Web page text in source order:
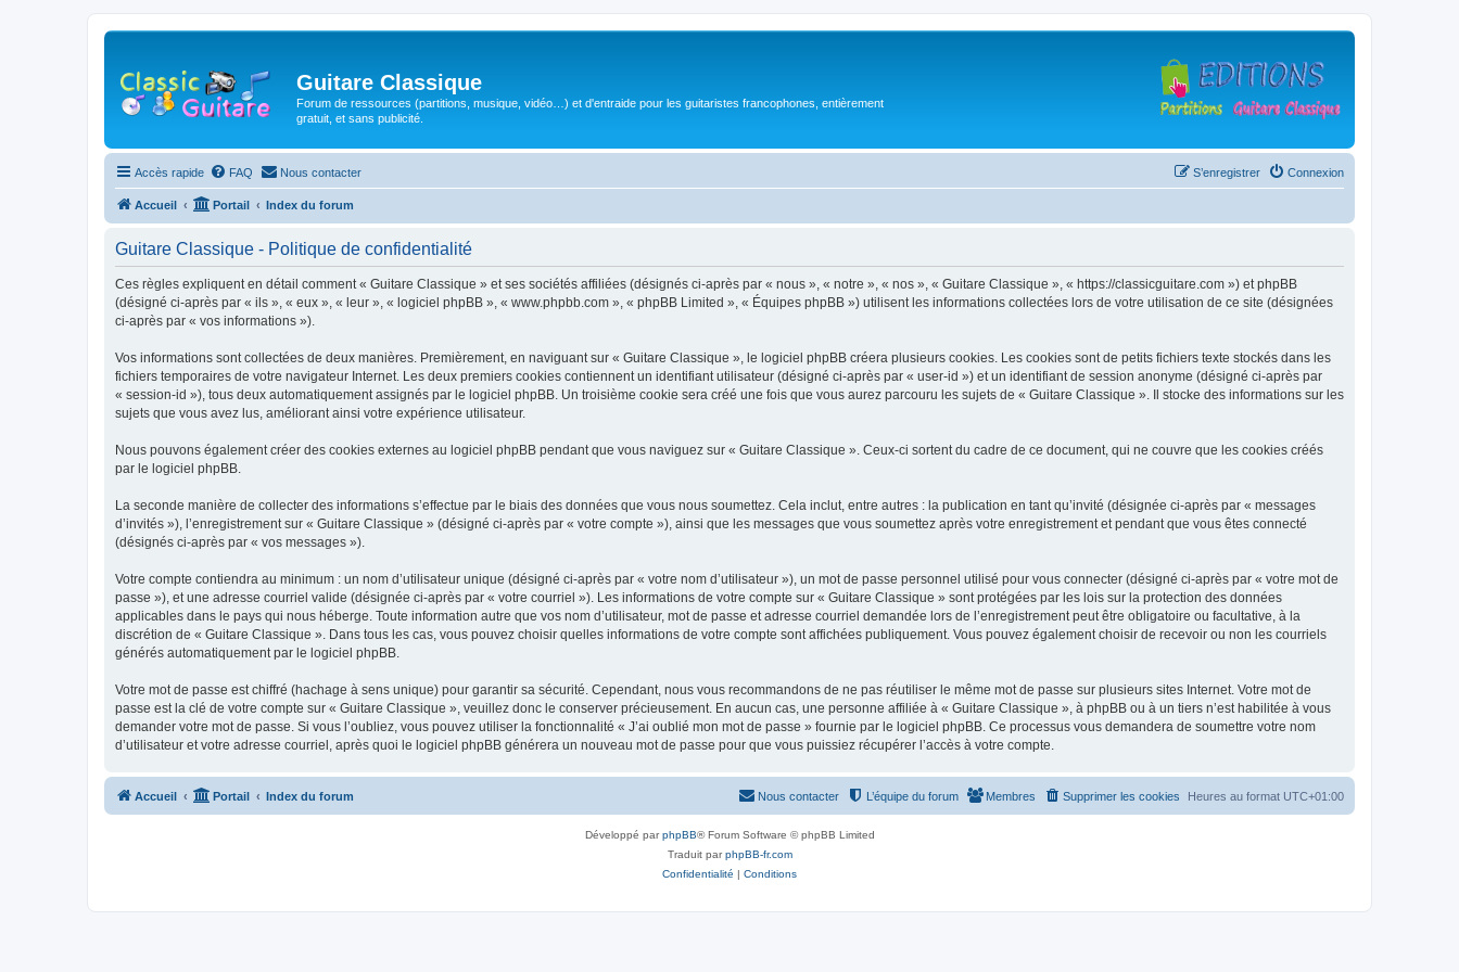
Guitare Classique
Forum de ressources (partitions, musique, vidéo…) et d'entraide pour les guitaristes francophones, entièrement
gratuit, et sans publicité.
Accès rapide FAQ Nous contacter Connexion
S’enregistrer
Accueil Portail Index du forum
Guitare Classique - Politique de confidentialité
Ces règles expliquent en détail comment « Guitare Classique » et ses sociétés affiliées (désignés ci-après par « nous », « notre », « nos », « Guitare Classique », « https://classicguitare.com ») et phpBB
(désigné ci-après par « ils », « eux », « leur », « logiciel phpBB », « www.phpbb.com », « phpBB Limited », « Équipes phpBB ») utilisent les informations collectées lors de votre utilisation de ce site (désignées
ci-après par « vos informations »).
Vos informations sont collectées de deux manières. Premièrement, en naviguant sur « Guitare Classique », le logiciel phpBB créera plusieurs cookies. Les cookies sont de petits fichiers texte stockés dans les
fichiers temporaires de votre navigateur Internet. Les deux premiers cookies contiennent un identifiant utilisateur (désigné ci-après par « user-id ») et un identifiant de session anonyme (désigné ci-après par
« session-id »), tous deux automatiquement assignés par le logiciel phpBB. Un troisième cookie sera créé une fois que vous aurez parcouru les sujets de « Guitare Classique ». Il stocke des informations sur les
sujets que vous avez lus, améliorant ainsi votre expérience utilisateur.
Nous pouvons également créer des cookies externes au logiciel phpBB pendant que vous naviguez sur « Guitare Classique ». Ceux-ci sortent du cadre de ce document, qui ne couvre que les cookies créés
par le logiciel phpBB.
La seconde manière de collecter des informations s’effectue par le biais des données que vous nous soumettez. Cela inclut, entre autres : la publication en tant qu’invité (désignée ci-après par « messages
d’invités »), l’enregistrement sur « Guitare Classique » (désigné ci-après par « votre compte »), ainsi que les messages que vous soumettez après votre enregistrement et pendant que vous êtes connecté
(désignés ci-après par « vos messages »).
Votre compte contiendra au minimum : un nom d’utilisateur unique (désigné ci-après par « votre nom d’utilisateur »), un mot de passe personnel utilisé pour vous connecter (désigné ci-après par « votre mot de
passe »), et une adresse courriel valide (désignée ci-après par « votre courriel »). Les informations de votre compte sur « Guitare Classique » sont protégées par les lois sur la protection des données
applicables dans le pays qui nous héberge. Toute information autre que vos nom d’utilisateur, mot de passe et adresse courriel demandée lors de l’enregistrement peut être obligatoire ou facultative, à la
discrétion de « Guitare Classique ». Dans tous les cas, vous pouvez choisir quelles informations de votre compte sont affichées publiquement. Vous pouvez également choisir de recevoir ou non les courriels
générés automatiquement par le logiciel phpBB.
Votre mot de passe est chiffré (hachage à sens unique) pour garantir sa sécurité. Cependant, nous vous recommandons de ne pas réutiliser le même mot de passe sur plusieurs sites Internet. Votre mot de
passe est la clé de votre compte sur « Guitare Classique », veuillez donc le conserver précieusement. En aucun cas, une personne affiliée à « Guitare Classique », à phpBB ou à un tiers n’est habilitée à vous
demander votre mot de passe. Si vous l’oubliez, vous pouvez utiliser la fonctionnalité « J’ai oublié mon mot de passe » fournie par le logiciel phpBB. Ce processus vous demandera de soumettre votre nom
d’utilisateur et votre adresse courriel, après quoi le logiciel phpBB générera un nouveau mot de passe pour que vous puissiez récupérer l’accès à votre compte.
Accueil Portail Index du forum Heures au format UTC+01:00
Supprimer les cookies
Membres
L’équipe du forum
Nous contacter
Développé parphpBB® Forum Software © phpBB Limited
Traduit parphpBB-fr.com
Confidentialité | Conditions